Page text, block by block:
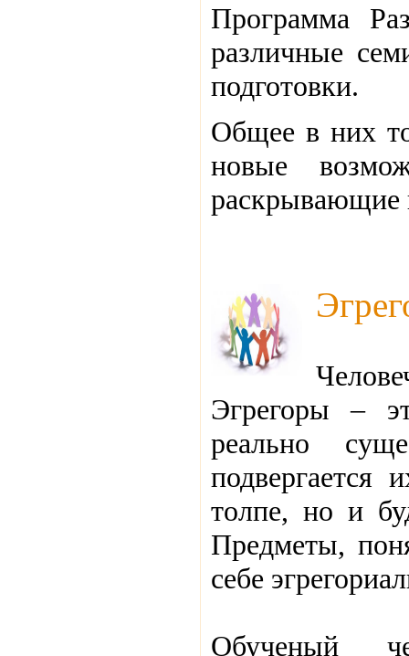
Программа
различные
подготовки.
Общее в них
новые
раскрывающие
Эгрегоры –
реально
подвергается
толпе, но и
Предметы,
себе
Обученый